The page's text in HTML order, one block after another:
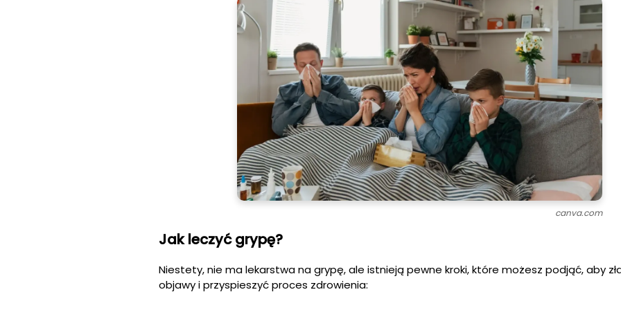
canva.com
Jak leczyć grypę?
Niestety, nie ma lekarstwa na grypę, ale istnieją pewne kroki, które możesz podjąć, aby
objawy i przyspieszyć proces zdrowienia: